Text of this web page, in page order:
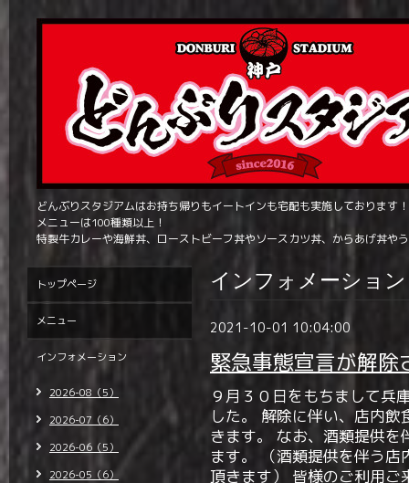
どんぶりスタジアムはお持ち帰りもイートインも宅配も実施しております！
メニューは100種類以上！
特製牛カレーや海鮮丼、ローストビーフ丼やソースカツ丼、からあげ丼や
インフォメーション
2021-10-01 10:04:00
緊急事態宣言が解除
９月３０日をもちまして兵
した。 解除に伴い、店内
きます。 なお、酒類提供
ます。 （酒類提供を伴う
頂きます） 皆様のご利用
トップページ
メニュー
インフォメーション
2026-08（5）
2026-07（6）
2026-06（5）
2026-05（6）